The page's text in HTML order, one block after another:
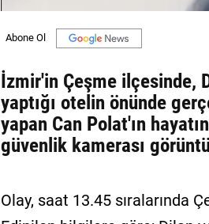
İzmir'in Çeşme ilçesinde,
yaptığı otelin önünde
yapan Can Polat'ın
güvenlik kamerası
Olay, saat 13.45 sıralarında